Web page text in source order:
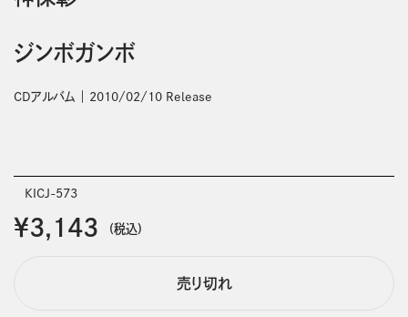
ジンボガンボ
CDアルバム 2010/02/10 Release
KICJ-573
￥3,143 (税込)
売り切れ